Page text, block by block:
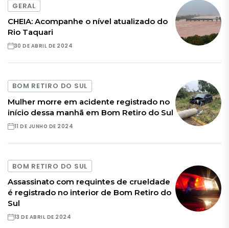
GERAL
CHEIA: Acompanhe o nível atualizado do
Rio Taquari
30 DE ABRIL DE 2024
BOM RETIRO DO SUL
Mulher morre em acidente registrado no
início dessa manhã em Bom Retiro do Sul
11 DE JUNHO DE 2024
BOM RETIRO DO SUL
Assassinato com requintes de crueldade
é registrado no interior de Bom Retiro do
Sul
13 DE ABRIL DE 2024